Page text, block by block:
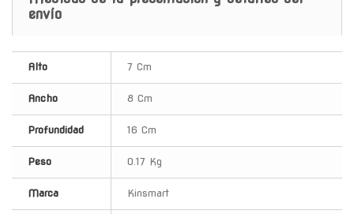
envío
Alto 7 Cm
Ancho 8 Cm
Profundidad 16 Cm
Peso 0.17 Kg
Marca Kinsmart